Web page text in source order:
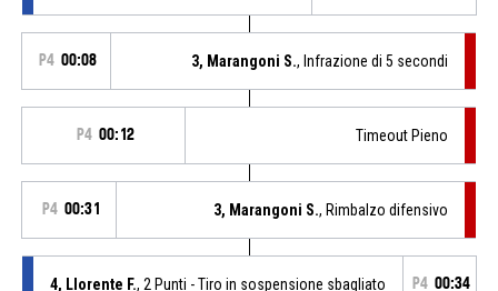
P4 00:08 3, Marangoni S., Infrazione di 5 secondi
P4 00:12 Timeout Pieno
P4 00:31 3, Marangoni S., Rimbalzo difensivo
4, Llorente F., 2 Punti - Tiro in sospensione sbagliato P4 00:34